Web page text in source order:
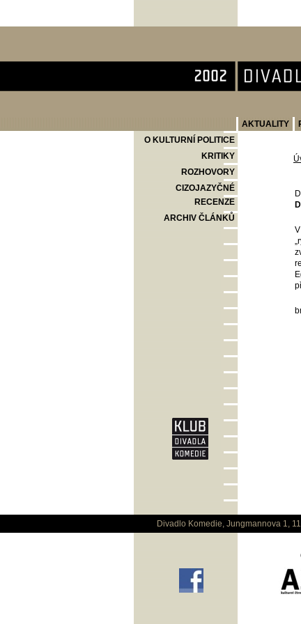
AKTUALITY
O KULTURNÍ POLITICE
KRITIKY
ROZHOVORY
CIZOJAZYČNÉ
RECENZE
ARCHIV ČLÁNKŮ
Divadlo Komedie, Jungmannova 1,